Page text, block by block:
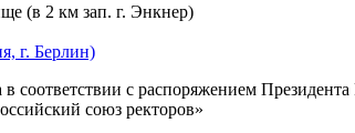
(в 2 км зап. г. Энкнер)
г. Берлин)
соответствии с распоряжением
союз ректоров»